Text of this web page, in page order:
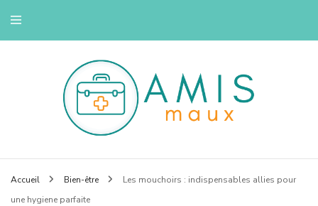
Amis maux
Accueil Bien-être
Les mouchoirs : indispensables allies pour
une hygiene parfaite